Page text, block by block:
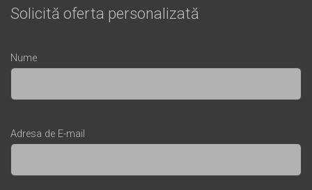
Solicită oferta personalizată
Nume
Adresa de E-mail